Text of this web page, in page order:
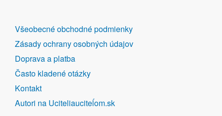
DALŠÍ
ODKAZY
Všeobecné obchodné podmienky
Zásady ochrany osobných údajov
Doprava a platba
Často kladené otázky
Kontakt
Autori na Uciteliauciteĺom.sk